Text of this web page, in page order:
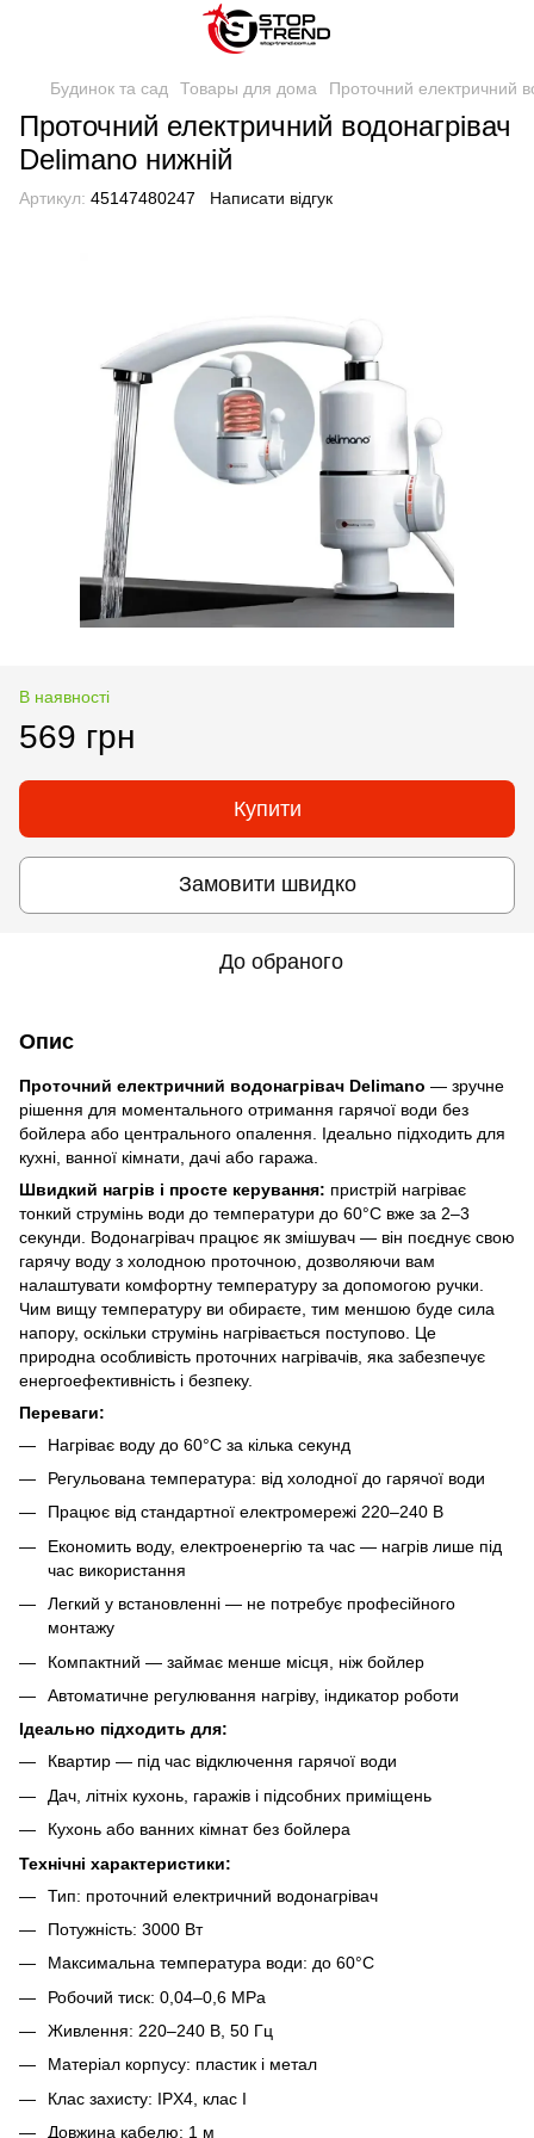
Будинок та сад Товары для дома Проточний електричний
Проточний електричний водонагрівач
Delimano нижній
Артикул: 45147480247 Написати відгук
В наявності
569 грн
Купити
Замовити швидко
До обраного
Опис
Проточний електричний водонагрівач Delimano — зручне
рішення для моментального отримання гарячої води без
бойлера або центрального опалення. Ідеально підходить для
кухні, ванної кімнати, дачі або гаража.
Швидкий нагрів і просте керування: пристрій нагріває
тонкий струмінь води до температури до 60°C вже за 2–3
секунди. Водонагрівач працює як змішувач — він поєднує свою
гарячу воду з холодною проточною, дозволяючи вам
налаштувати комфортну температуру за допомогою ручки.
Чим вищу температуру ви обираєте, тим меншою буде сила
напору, оскільки струмінь нагрівається поступово. Це
природна особливість проточних нагрівачів, яка забезпечує
енергоефективність і безпеку.
Переваги:
Нагріває воду до 60°C за кілька секунд
Регульована температура: від холодної до гарячої води
Працює від стандартної електромережі 220–240 В
Економить воду, електроенергію та час — нагрів лише під
час використання
Легкий у встановленні — не потребує професійного
монтажу
Компактний — займає менше місця, ніж бойлер
Автоматичне регулювання нагріву, індикатор роботи
Ідеально підходить для:
Квартир — під час відключення гарячої води
Дач, літніх кухонь, гаражів і підсобних приміщень
Кухонь або ванних кімнат без бойлера
Технічні характеристики:
Тип: проточний електричний водонагрівач
Потужність: 3000 Вт
Максимальна температура води: до 60°C
Робочий тиск: 0,04–0,6 MPa
Живлення: 220–240 В, 50 Гц
Матеріал корпусу: пластик і метал
Клас захисту: IPX4, клас I
Довжина кабелю: 1 м